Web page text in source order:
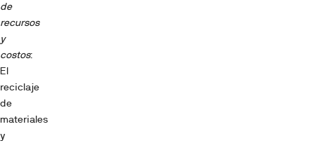
de
recursos
y
costos:
El
reciclaje
de
materiales
y